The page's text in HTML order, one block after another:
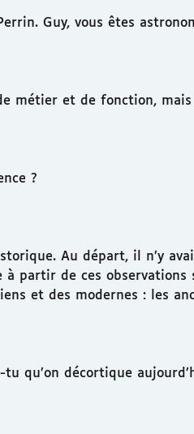
Guy, vous êtes
métier et de fonction,
?
Au départ, il n’y
à partir de ces
et des modernes : les
qu’on décortique